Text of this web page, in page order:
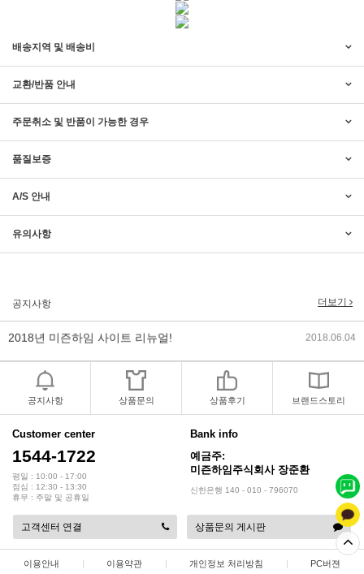
배송지역 및 배송비
교환/반품 안내
주문취소 및 반품이 가능한 경우
품질보증
A/S 안내
유의사항
공지사항 더보기
2017년 미즌하임 리뉴얼 2017.03.06
2018년 미즌하임 사이트 리뉴얼!
2018년 모바일샵 리뉴얼 업데이.. 2018.04.10
2017년 미즌하임 리뉴얼
2019.01.23
공지사항 상품문의 상품후기 브랜드스토리
Customer center
1544-1722
평일 : 10:00 - 17:00
점심 : 12:30 - 13:30
휴무 : 주말 및 공휴일
Bank info
예금주:
미즌하임주식회사 장준환
신한은행 140 - 010 - 796070
고객센터 연결 상품문의 게시판
이용안내 | 이용약관 | 개인정보 처리방침 | PC버젼